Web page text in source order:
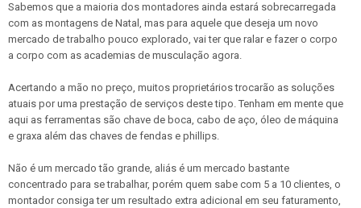
Sabemos que a maioria dos montadores ainda estará sobrecarregada
com as montagens de Natal, mas para aquele que deseja um novo
mercado de trabalho pouco explorado, vai ter que ralar e fazer o corpo
a corpo com as academias de musculação agora.
Acertando a mão no preço, muitos proprietários trocarão as soluções
atuais por uma prestação de serviços deste tipo. Tenham em mente que
aqui as ferramentas são chave de boca, cabo de aço, óleo de máquina
e graxa além das chaves de fendas e phillips.
Não é um mercado tão grande, aliás é um mercado bastante
concentrado para se trabalhar, porém quem sabe com 5 a 10 clientes, o
montador consiga ter um resultado extra adicional em seu faturamento,